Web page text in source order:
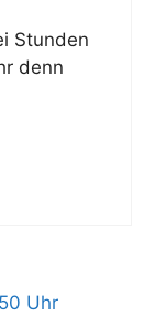
Stunden
denn
Uhr